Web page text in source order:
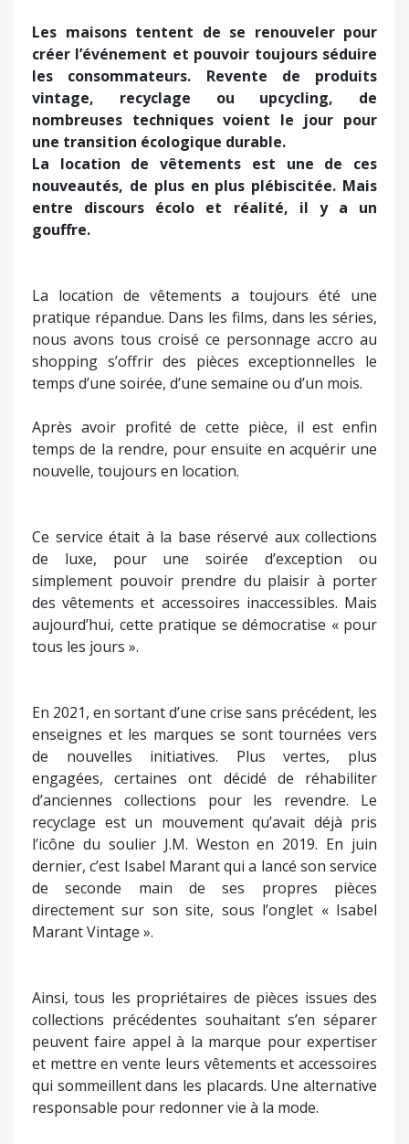
Les maisons tentent de se renouveler pour
créer l’événement et pouvoir toujours séduire
les consommateurs. Revente de produits
vintage, recyclage ou upcycling, de
nombreuses techniques voient le jour pour
une transition écologique durable.
La location de vêtements est une de ces
nouveautés, de plus en plus plébiscitée. Mais
entre discours écolo et réalité, il y a un
gouffre.
La location de vêtements a toujours été une
pratique répandue. Dans les films, dans les séries,
nous avons tous croisé ce personnage accro au
shopping s’offrir des pièces exceptionnelles le
temps d’une soirée, d’une semaine ou d’un mois.
Après avoir profité de cette pièce, il est enfin
temps de la rendre, pour ensuite en acquérir une
nouvelle, toujours en location.
Ce service était à la base réservé aux collections
de luxe, pour une soirée d’exception ou
simplement pouvoir prendre du plaisir à porter
des vêtements et accessoires inaccessibles. Mais
aujourd’hui, cette pratique se démocratise « pour
tous les jours ».
En 2021, en sortant d’une crise sans précédent, les
enseignes et les marques se sont tournées vers
de nouvelles initiatives. Plus vertes, plus
engagées, certaines ont décidé de réhabiliter
d’anciennes collections pour les revendre. Le
recyclage est un mouvement qu’avait déjà pris
l’icône du soulier J.M. Weston en 2019. En juin
dernier, c’est Isabel Marant qui a lancé son service
de seconde main de ses propres pièces
directement sur son site, sous l’onglet « Isabel
Marant Vintage ».
Ainsi, tous les propriétaires de pièces issues des
collections précédentes souhaitant s’en séparer
peuvent faire appel à la marque pour expertiser
et mettre en vente leurs vêtements et accessoires
qui sommeillent dans les placards. Une alternative
responsable pour redonner vie à la mode.